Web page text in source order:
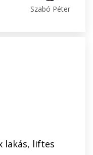
Szabó Péter
lakás, liftes